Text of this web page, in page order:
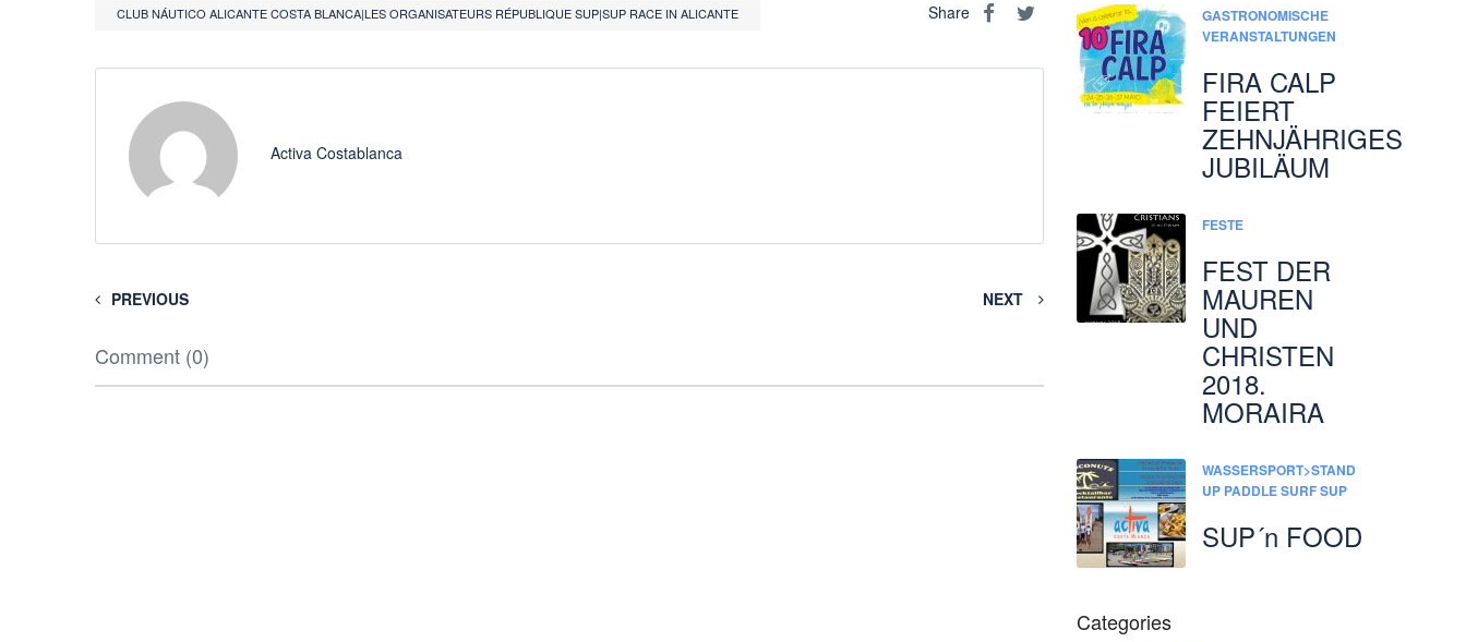
CLUB NÁUTICO ALICANTE COSTA BLANCA|LES ORGANISATEURS RÉPUBLIQUE SUP|SUP RACE IN ALICANTE Share
Activa Costablanca
PREVIOUS NEXT
Comment (0)
GASTRONOMISCHE
VERANSTALTUNGEN
FIRA CALP
FEIERT
ZEHNJÄHRIGES
JUBILÄUM
FESTE
FEST DER
MAUREN
UND
CHRISTEN
2018.
MORAIRA
WASSERSPORT>STAND
UP PADDLE SURF SUP
SUP´n FOOD
Categories